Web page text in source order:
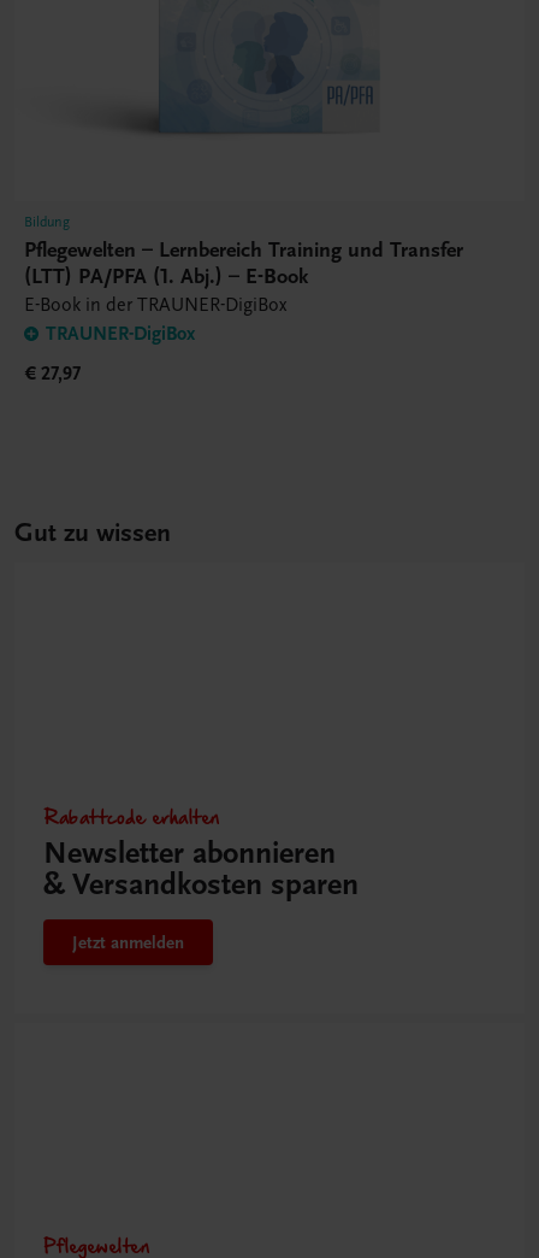
Bildung
Pflegewelten – Lernbereich Training und Transfer
(LTT) PA/PFA (1. Abj.) – E-Book
E-Book in der TRAUNER-DigiBox
TRAUNER-DigiBox
€ 27,97
Gut zu wissen
Rabattcode erhalten
Newsletter abonnieren
& Versandkosten sparen
Jetzt anmelden
Pflegewelten